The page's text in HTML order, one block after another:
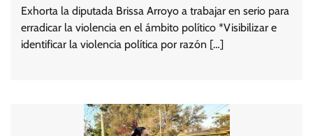
Exhorta la diputada Brissa Arroyo a trabajar en serio para
erradicar la violencia en el ámbito político *Visibilizar e
identificar la violencia política por razón […]